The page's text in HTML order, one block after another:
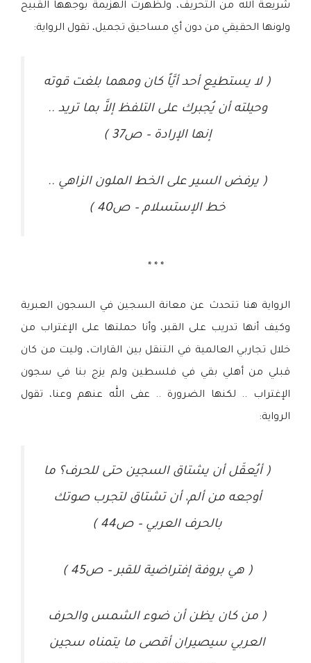
شريعة الله من التحريف، ولظهرت الهزيمة بوجهها القبيح
ولونها الحقيقي من دون أي مساحيق تجميل، تقول الرواية:
( لا يستطيع أحد أيَّاً كان ومهما بلغت قوته
وحيلته أن يُجبرك على التلفظ إلاَّ بما تريد ..
إنها الإرادة – ص37 )
( يرفض السير على الخط الملون الزاهي ..
خط الإستسلام – ص40 )
* * *
الرواية هنا تتحدث عن معانة السجين في السجون العبرية
وكيف أنها تدريب على القبر، وأنا حملتها على الإغتراب من
خلال تجاربي العالمية في التنقل بين القارات، وليت من كان
قبلي من أهلي بقي في فلسطين ولم يزج بنا في سجون
الإغتراب .. لكنها الضرورة .. عفى الله عنهم وعنا، تقول
الرواية:
( أيُعقَل أن يشتاق السجين حتى للحرف؟ ما
أوجعه من ألم، أن تشتاق لتجرب صوتك
بالحرف العربي – ص44 )
( هي بروفة إفتراضية للقبر – ص45 )
( من كان يظن أن ضوء الشمس والحرف
العربي سيصيران أقصى ما يتمناه سجين